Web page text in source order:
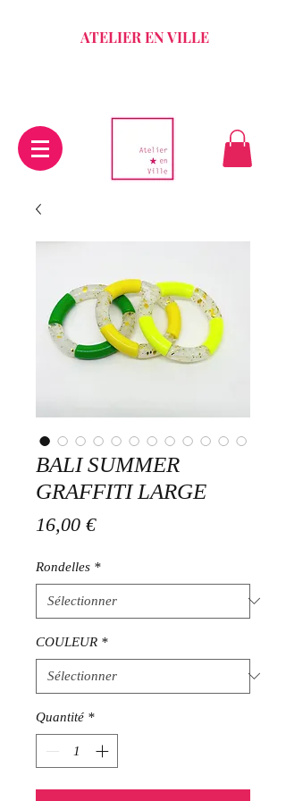
ATELIER EN VILLE
BALI SUMMER
GRAFFITI LARGE
16,00 €Prix
Rondelles *
COULEUR *
Quantité *